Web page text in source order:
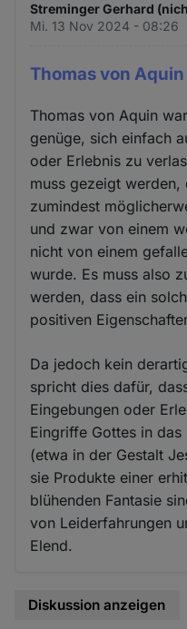
Streminger Gerhard
Mi. 13 Nov 2024 - 08:26
Thomas von
Thomas von Aquin
genüge, sich einfach
oder Erlebnis zu
muss gezeigt werden,
zumindest
und zwar von einem
nicht von einem
wurde. Es muss also
werden, dass ein
positiven
Da jedoch kein
spricht dies dafür,
Eingebungen oder
Eingriffe Gottes in
(etwa in der Gestalt
sie Produkte einer
blühenden Fantasie
von Leiderfahrungen
Elend.
Diskussion anzeigen